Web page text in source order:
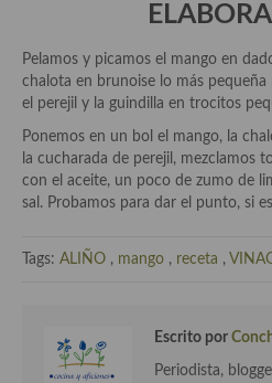
Recetas
Acompañamientos
Airfryer recetas
Aderezos, salsas, vinagretas,
Especias, mezclas de especias
Aceites
Pelamos y picamos el mango en
chalota en brunoise lo más
el perejil y la guindilla en trocitos
Ponemos en un bol el mango, la
la cucharada de perejil, mezclamos
con el aceite, un poco de zumo de
sal. Probamos para dar el punto, si
Tags: ALIÑO , mango , receta ,
Escrito por
Periodista,